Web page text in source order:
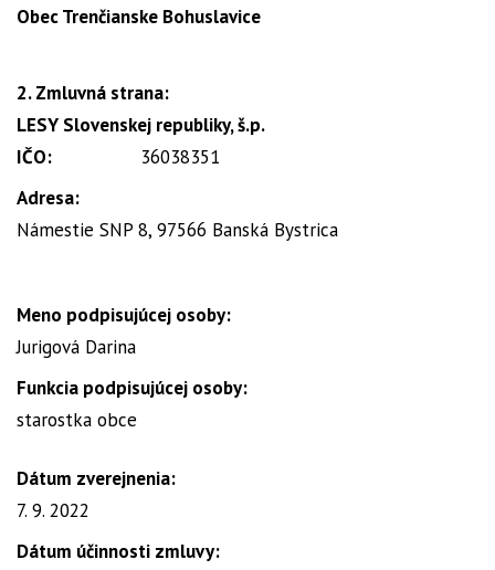
Obec Trenčianske Bohuslavice
2. Zmluvná strana:
LESY Slovenskej republiky, š.p.
IČO:
36038351
Adresa:
Námestie SNP 8, 97566 Banská Bystrica
Meno podpisujúcej osoby:
Jurigová Darina
Funkcia podpisujúcej osoby:
starostka obce
Dátum zverejnenia:
7. 9. 2022
Dátum účinnosti zmluvy: